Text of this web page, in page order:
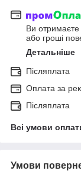
Ви
або гроші
Детальніше
Післяплата
Оплата за
Післяплата
Всі умови
Умови